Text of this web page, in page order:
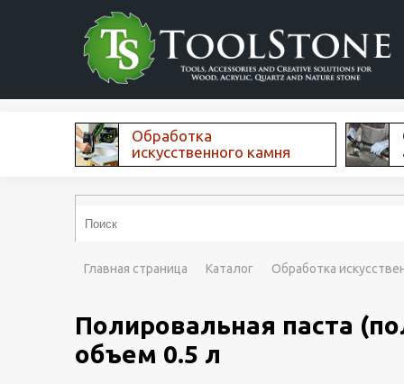
Обработка
искусственного камня
Главная страница Каталог Обработка
Полировальная паста
объем 0.5 л